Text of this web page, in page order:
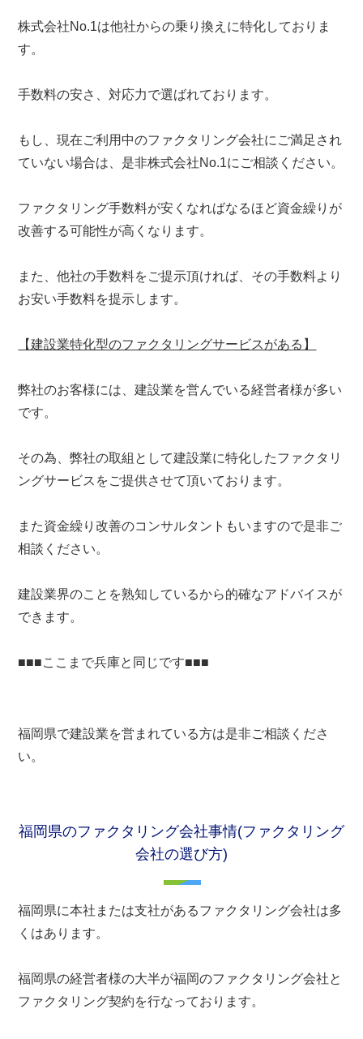
株式会社No.1は他社からの乗り換えに特化しておりま
す。
手数料の安さ、対応力で選ばれております。
もし、現在ご利用中のファクタリング会社にご満足され
ていない場合は、是非株式会社No.1にご相談ください。
ファクタリング手数料が安くなればなるほど資金繰りが
改善する可能性が高くなります。
また、他社の手数料をご提示頂ければ、その手数料より
お安い手数料を提示します。
【建設業特化型のファクタリングサービスがある】
弊社のお客様には、建設業を営んでいる経営者様が多い
です。
その為、弊社の取組として建設業に特化したファクタリ
ングサービスをご提供させて頂いております。
また資金繰り改善のコンサルタントもいますので是非ご
相談ください。
建設業界のことを熟知しているから的確なアドバイスが
できます。
■■■ここまで兵庫と同じです■■■
福岡県で建設業を営まれている方は是非ご相談くださ
い。
福岡県のファクタリング会社事情(ファクタリング
会社の選び方)
福岡県に本社または支社があるファクタリング会社は多
くはあります。
福岡県の経営者様の大半が福岡のファクタリング会社と
ファクタリング契約を行なっております。